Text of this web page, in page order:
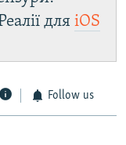
для iOS
Follow us